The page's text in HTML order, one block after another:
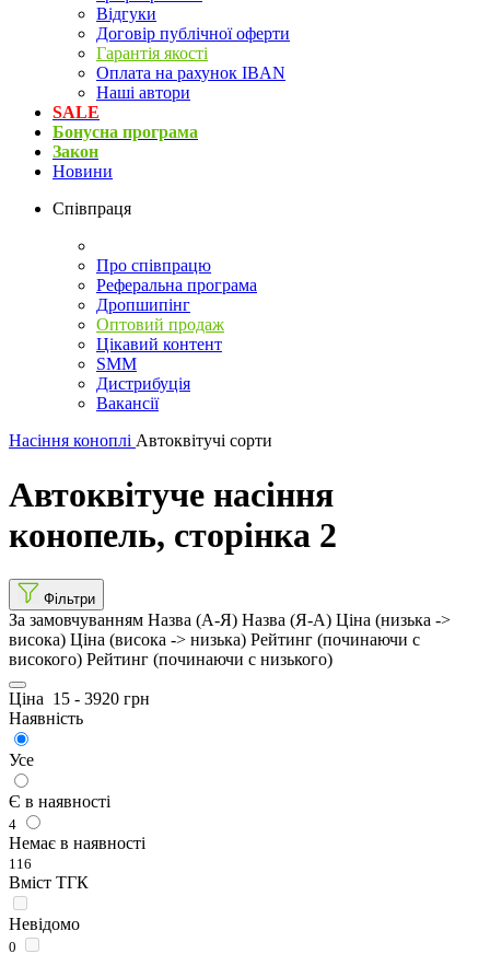
Відгуки
Договір публічної оферти
Гарантія якості
Оплата на рахунок IBAN
Наші автори
SALE
Бонусна програма
Закон
Новини
Співпраця
Про співпрацю
Реферальна програма
Дропшипінг
Оптовий продаж
Цікавий контент
SMM
Дистрибуція
Вакансії
Насіння коноплі Автоквітучі сорти
Автоквітуче насіння
конопель, сторінка 2
Фільтри
За замовчуванням Назва (А-Я) Назва (Я-А) Ціна (низька ->
висока) Ціна (висока -> низька) Рейтинг (починаючи с
високого) Рейтинг (починаючи с низького)
Ціна 15 - 3920 грн
Наявність
Усе
Є в наявності
4
Немає в наявності
116
Вміст ТГК
Невідомо
0